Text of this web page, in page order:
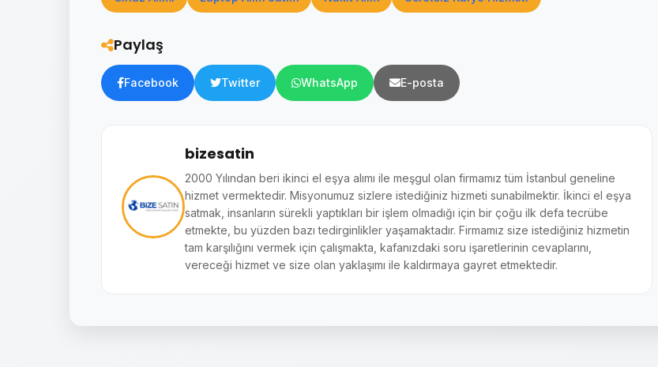
Paylaş
Facebook Twitter WhatsApp E-posta
bizesatin
2000 Yılından beri ikinci el eşya alımı ile meşgul olan firmamız tüm İstanbul geneline
hizmet vermektedir. Misyonumuz sizlere istediğiniz hizmeti sunabilmektir. İkinci el eşya
satmak, insanların sürekli yaptıkları bir işlem olmadığı için bir çoğu ilk defa tecrübe
etmekte, bu yüzden bazı tedirginlikler yaşamaktadır. Firmamız size istediğiniz hizmetin
tam karşılığını vermek için çalışmakta, kafanızdaki soru işaretlerinin cevaplarını,
vereceği hizmet ve size olan yaklaşımı ile kaldırmaya gayret etmektedir.